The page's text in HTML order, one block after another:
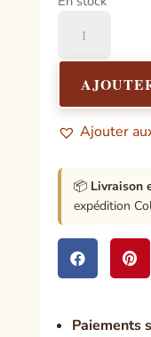
Huile
Magique
YLANG-
YLANG
-
la
puissance
Ajouter
📦 Livraison
expédition
 
Paiements